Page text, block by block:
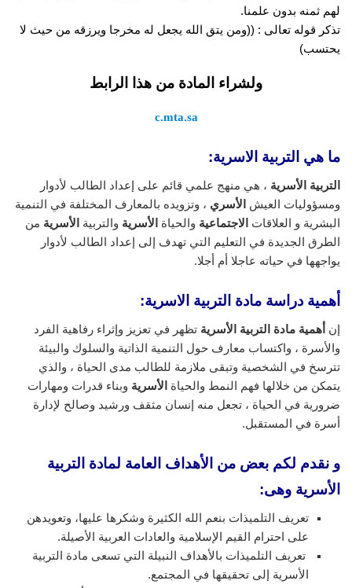
لهم ثمنه بدون علمنا.
تذكر قوله تعالى : ((ومن يتق الله يجعل له مخرجا ويرزقه من حيث لا
يحتسب)
ولشراء المادة من هذا الرابط
c.mta.sa
ما هي التربية الاسرية:
التربية الأسرية ، هي منهج علمي قائم على إعداد الطالب لأدوار
ومسؤوليات العيش
الأسري ، وتزويده بالمعارف المختلفة في التنمية
البشرية و العلاقات
الاجتماعية والحياة الأسرية والتربية الأسرية من
الطرق الجديدة في التعليم التي تهدف إلى إعداد الطالب لأدوار
يواجهها في حياته عاجلا أم أجلا.
أهمية دراسة مادة التربية الاسرية:
إن أهمية مادة التربية الأسرية تظهر في تعزيز وإثراء رفاهية الفرد
والأسرة ، واكتساب معارف حول التنمية الذاتية والسلوك والبيئة
تترسخ في الشخصية وتبقى ملازمة للطالب مدى الحياة ، والذي
يتمكن من خلالها فهم النمط والحياة الأسرية وبناء قدرات ومهارات
ضرورية في الحياة ، تجعل منه إنسان مثقف ورشيد وصالح لإدارة
أسرة في المستقبل.
و نقدم لكم بعض من الأهداف العامة لمادة التربية
الأسرية وهى:
تعريف التلميذات بنعم الله الكثيرة وشكرها عليها، وتعويدهن
على احترام القيم الإسلامية والعادات العربية الأصيلة.
تعريف التلميذات بالأهداف النبيلة التي تسعى مادة التربية
الأسرية إلى تحقيقها في المجتمع.